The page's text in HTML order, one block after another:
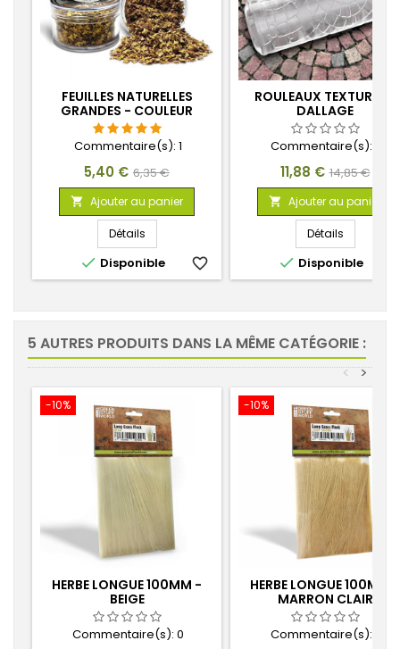
FEUILLES NATURELLES
GRANDES - COULEUR
NATUREL
Commentaire(s): 1
Prix
5,40 € Prix
de
base
6,35 €
 Ajouter au panier
Détails
 Disponible favorite_border
ROULEAUX TEXTURÉS -
DALLAGE
Commentaire(s):
Prix
11,88 € Prix
de
base
14,85 €
 Ajouter au panier
Détails
 Disponible
5 AUTRES PRODUITS DANS LA MÊME CATÉGORIE :
>
<
-10%
HERBE LONGUE 100MM -
BEIGE
Commentaire(s): 0
-10%
HERBE LONGUE 100MM -
MARRON CLAIR
Commentaire(s):